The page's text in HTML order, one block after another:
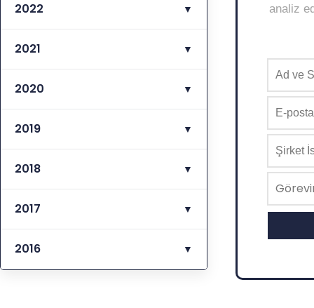
analiz
2022 ▼
2021 ▼
2020 ▼
2019 ▼
2018 ▼
2017 ▼
2016 ▼